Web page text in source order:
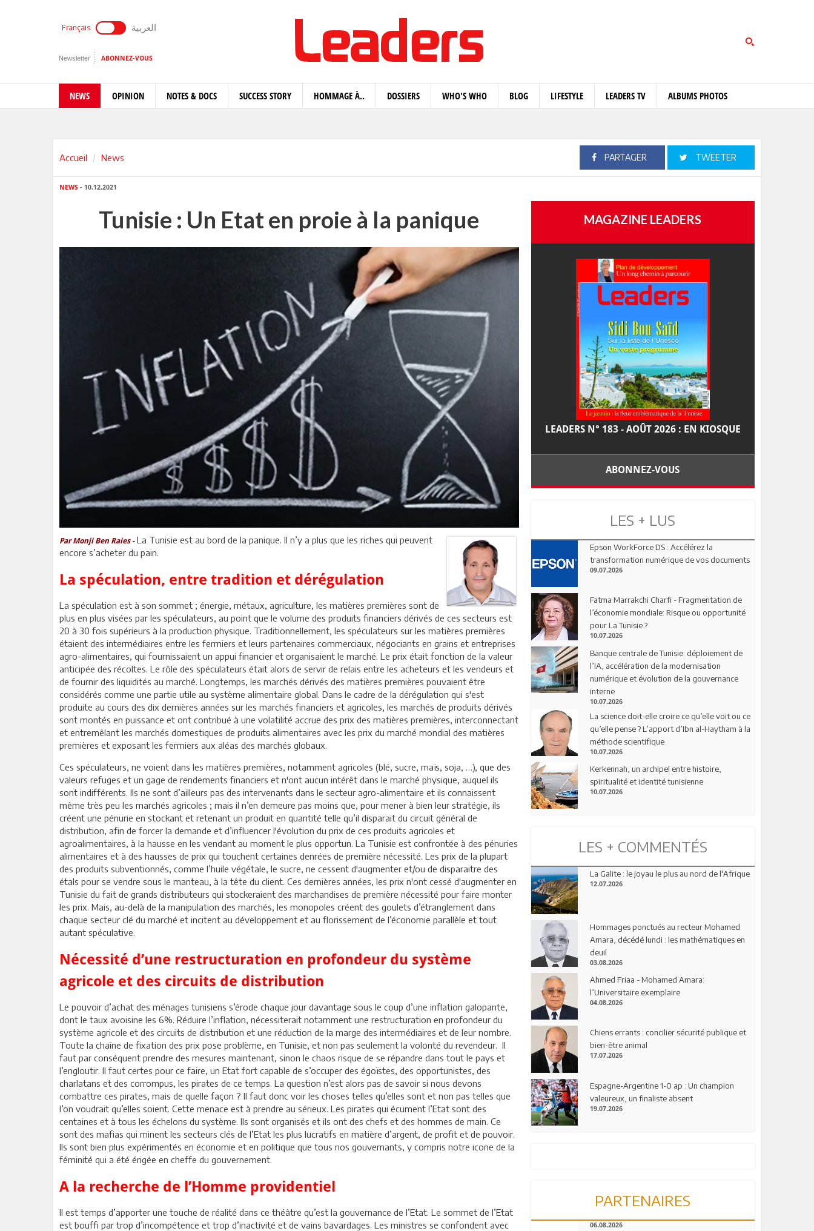
Français العربية
Newsletter ABONNEZ-VOUS
NEWS OPINION NOTES & DOCS SUCCESS STORY HOMMAGE À.. DOSSIERS WHO'S WHO BLOG LIFESTYLE LEADERS TV ALBUMS PHOTOS
Accueil News PARTAGER TWEETER
NEWS - 10.12.2021
Tunisie : Un Etat en proie à la panique
Par Monji Ben Raies -La Tunisie est au bord de la panique. Il n’y a plus que les riches qui peuvent
encore s’acheter du pain.
La spéculation, entre tradition et dérégulation
La spéculation est à son sommet ; énergie, métaux, agriculture, les matières premières sont de
plus en plus visées par les spéculateurs, au point que le volume des produits financiers dérivés de ces secteurs est
20 à 30 fois supérieurs à la production physique. Traditionnellement, les spéculateurs sur les matières premières
étaient des intermédiaires entre les fermiers et leurs partenaires commerciaux, négociants en grains et entreprises
agro-alimentaires, qui fournissaient un appui financier et organisaient le marché. Le prix était fonction de la valeur
anticipée des récoltes. Le rôle des spéculateurs était alors de servir de relais entre les acheteurs et les vendeurs et
de fournir des liquidités au marché. Longtemps, les marchés dérivés des matières premières pouvaient être
considérés comme une partie utile au système alimentaire global. Dans le cadre de la dérégulation qui s'est
produite au cours des dix dernières années sur les marchés financiers et agricoles, les marchés de produits dérivés
sont montés en puissance et ont contribué à une volatilité accrue des prix des matières premières, interconnectant
et entremêlant les marchés domestiques de produits alimentaires avec les prix du marché mondial des matières
premières et exposant les fermiers aux aléas des marchés globaux.
Ces spéculateurs, ne voient dans les matières premières, notamment agricoles (blé, sucre, maïs, soja, …), que des
valeurs refuges et un gage de rendements financiers et n'ont aucun intérêt dans le marché physique, auquel ils
sont indifférents. Ils ne sont d’ailleurs pas des intervenants dans le secteur agro-alimentaire et ils connaissent
même très peu les marchés agricoles ; mais il n’en demeure pas moins que, pour mener à bien leur stratégie, ils
créent une pénurie en stockant et retenant un produit en quantité telle qu’il disparait du circuit général de
distribution, afin de forcer la demande et d’influencer l'évolution du prix de ces produits agricoles et
agroalimentaires, à la hausse en les vendant au moment le plus opportun. La Tunisie est confrontée à des pénuries
alimentaires et à des hausses de prix qui touchent certaines denrées de première nécessité. Les prix de la plupart
des produits subventionnés, comme l’huile végétale, le sucre, ne cessent d'augmenter et/ou de disparaitre des
étals pour se vendre sous le manteau, à la tête du client. Ces dernières années, les prix n'ont cessé d'augmenter en
Tunisie du fait de grands distributeurs qui stockeraient des marchandises de première nécessité pour faire monter
les prix. Mais, au-delà de la manipulation des marchés, les monopoles créent des goulets d’étranglement dans
chaque secteur clé du marché et incitent au développement et au florissement de l’économie parallèle et tout
autant spéculative.
Nécessité d’une restructuration en profondeur du système
agricole et des circuits de distribution
Le pouvoir d’achat des ménages tunisiens s’érode chaque jour davantage sous le coup d’une inflation galopante,
dont le taux avoisine les 6%. Réduire l’inflation, nécessiterait notamment une restructuration en profondeur du
système agricole et des circuits de distribution et une réduction de la marge des intermédiaires et de leur nombre.
Toute la chaîne de fixation des prix pose problème, en Tunisie, et non pas seulement la volonté du revendeur. Il
faut par conséquent prendre des mesures maintenant, sinon le chaos risque de se répandre dans tout le pays et
l’engloutir. Il faut certes pour ce faire, un Etat fort capable de s’occuper des égoïstes, des opportunistes, des
charlatans et des corrompus, les pirates de ce temps. La question n’est alors pas de savoir si nous devons
combattre ces pirates, mais de quelle façon ? Il faut donc voir les choses telles qu’elles sont et non pas telles que
l’on voudrait qu’elles soient. Cette menace est à prendre au sérieux. Les pirates qui écument l’Etat sont des
centaines et à tous les échelons du système. Ils sont organisés et ils ont des chefs et des hommes de main. Ce
sont des mafias qui minent les secteurs clés de l’Etat les plus lucratifs en matière d’argent, de profit et de pouvoir.
Ils sont bien plus expérimentés en économie et en politique que tous nos gouvernants, y compris notre icone de la
féminité qui a été érigée en cheffe du gouvernement.
A la recherche de l’Homme providentiel
Il est temps d’apporter une touche de réalité dans ce théâtre qu’est la gouvernance de l’Etat. Le sommet de l’Etat
est bouffi par trop d’incompétence et trop d’inactivité et de vains bavardages. Les ministres se confondent avec
MAGAZINE LEADERS
LEADERS N° 183 - AOÛT 2026 : EN KIOSQUE
ABONNEZ-VOUS
LES + LUS
Epson WorkForce DS : Accélérez la
transformation numérique de vos documents
09.07.2026
Fatma Marrakchi Charfi - Fragmentation de
l’économie mondiale: Risque ou opportunité
pour La Tunisie ?
10.07.2026
Banque centrale de Tunisie: déploiement de
l’IA, accélération de la modernisation
numérique et évolution de la gouvernance
interne
10.07.2026
La science doit-elle croire ce qu’elle voit ou ce
qu’elle pense ? L’apport d’Ibn al-Haytham à la
méthode scientifique
10.07.2026
Kerkennah, un archipel entre histoire,
spiritualité et identité tunisienne
10.07.2026
LES + COMMENTÉS
La Galite : le joyau le plus au nord de l'Afrique
12.07.2026
Hommages ponctués au recteur Mohamed
Amara, décédé lundi : les mathématiques en
deuil
03.08.2026
Ahmed Friaa - Mohamed Amara:
l’Universitaire exemplaire
04.08.2026
Chiens errants : concilier sécurité publique et
bien-être animal
17.07.2026
Espagne-Argentine 1-0 ap : Un champion
valeureux, un finaliste absent
19.07.2026
PARTENAIRES
06.08.2026